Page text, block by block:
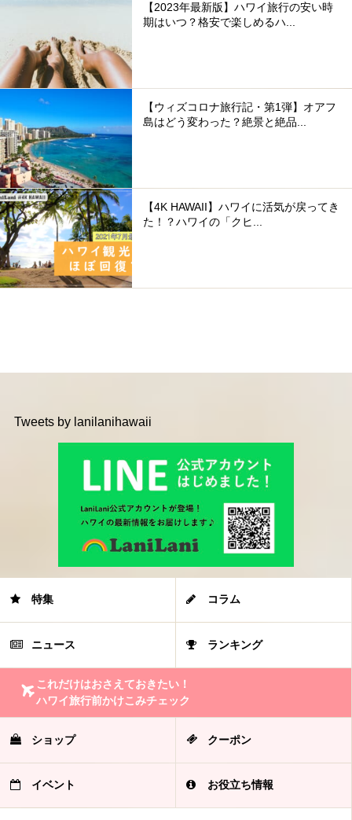
【2023年最新版】ハワイ旅行の安い時
期はいつ？格安で楽しめるハ...
【ウィズコロナ旅行記・第1弾】オアフ
島はどう変わった？絶景と絶品...
【4K HAWAII】ハワイに活気が戻ってき
た！？ハワイの「クヒ...
Tweets by lanilanihawaii
特集 コラム
ニュース ランキング
これだけはおさえておきたい！
ハワイ旅行前かけこみチェック
ショップ クーポン
イベント お役立ち情報